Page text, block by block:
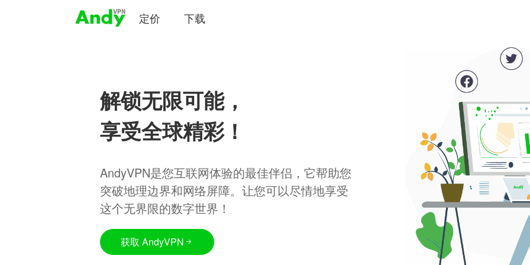
定价 下载
解锁无限可能，
享受全球精彩！
AndyVPN是您互联网体验的最佳伴侣，它帮助您
突破地理边界和网络屏障。让您可以尽情地享受
这个无界限的数字世界！
获取 AndyVPN